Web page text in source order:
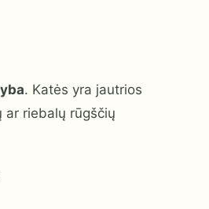
. Katės yra jautrios
riebalų rūgščių